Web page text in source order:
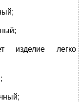
изделие легко